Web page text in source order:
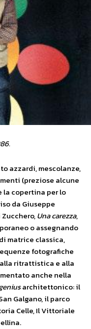
azzardi, mescolanze,
(preziose alcune
la copertina per lo
da Giuseppe
Unacarezza,
o assegnando
matrice classica,
fotografiche
ritrattistica e alla
anche nella
architettonico: il
Galgano, il parco
Celle, Il Vittoriale